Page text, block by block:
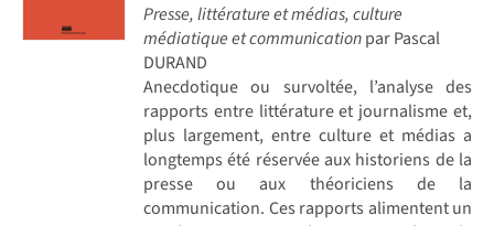
Presse, littérature et médias, culture
médiatique et communicationpar Pascal
DURAND
Anecdotique ou survoltée, l’analyse des
rapports entre littérature et journalisme et,
plus largement, entre culture et médias a
longtemps été réservée aux historiens de la
presse ou aux théoriciens de la
communication. Ces rapports alimentent un